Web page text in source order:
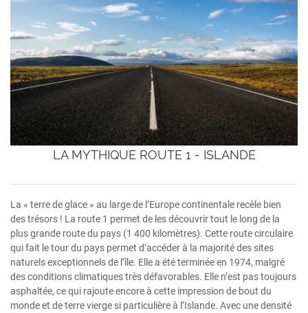
LA MYTHIQUE ROUTE 1 - ISLANDE
La « terre de glace » au large de l’Europe continentale recèle bien
des trésors ! La route 1 permet de les découvrir tout le long de la
plus grande route du pays (1 400 kilomètres). Cette route circulaire
qui fait le tour du pays permet d’accéder à la majorité des sites
naturels exceptionnels de l’île. Elle a été terminée en 1974, malgré
des conditions climatiques très défavorables. Elle n’est pas toujours
asphaltée, ce qui rajoute encore à cette impression de bout du
monde et de terre vierge si particulière à l’Islande. Avec une densité